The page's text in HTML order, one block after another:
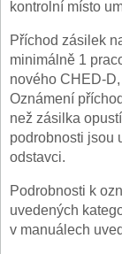
kontrolní místo
Příchod zásilek
minimálně 1
nového CHED-
Oznámení
než zásilka
podrobnosti jsou
odstavci.
Podrobnosti k
uvedených
v manuálech